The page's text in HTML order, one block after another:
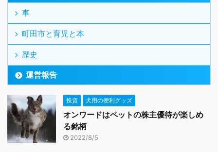
車
町田市と育児と本
歴史
運営報告
投資 犬用の便利グッズ
オンワードはペットの株主優待が楽しめ
る銘柄
2022/8/5